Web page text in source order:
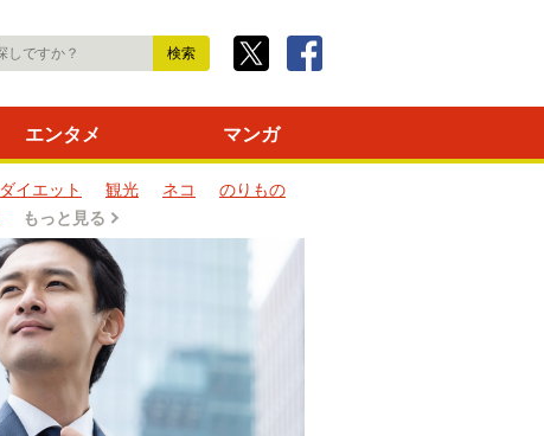
エンタメ マンガ
ダイエット 観光 ネコ
のりもの
もっと見る